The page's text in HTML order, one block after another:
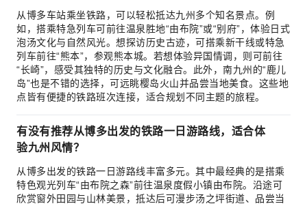
从博多车站乘坐铁路，可以轻松抵达九州多个知名景点。例
如，搭乘特急列车可前往温泉胜地“由布院”或“别府”，体验日式
泡汤文化与自然风光。想探访历史古迹，可搭乘新干线或特急
列车前往“熊本”，参观熊本城。若想体验异国情调，则可前往
“长崎”，感受其独特的历史与文化融合。此外，南九州的“鹿儿
岛”也是不错的选择，可远眺樱岛火山并品尝当地美食。这些地
点皆有便捷的铁路班次连接，适合规划不同主题的旅程。
有没有推荐从博多出发的铁路一日游路线，适合体
验九州风情？
从博多出发的铁路一日游路线丰富多元。其中最经典的是搭乘
特色观光列车“由布院之森”前往温泉度假小镇由布院。沿途可
欣赏窗外田园与山林美景，抵达后可漫步汤之坪街道、品尝当